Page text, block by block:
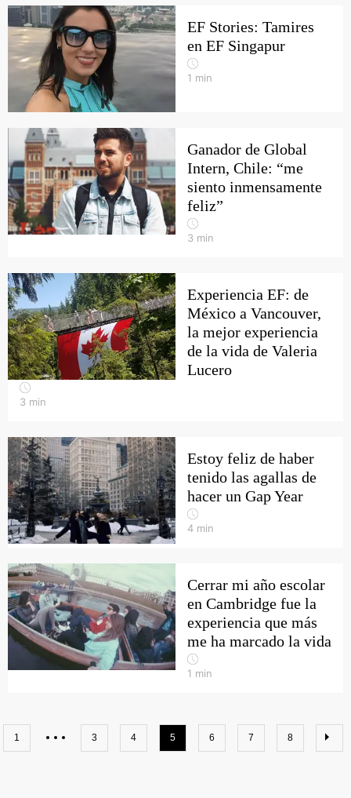
EF Stories: Tamires
en EF Singapur
1 min
Ganador de Global
Intern, Chile: “me
siento inmensamente
feliz”
3 min
Experiencia EF: de
México a Vancouver,
la mejor experiencia
de la vida de Valeria
Lucero
3 min
Estoy feliz de haber
tenido las agallas de
hacer un Gap Year
4 min
Cerrar mi año escolar
en Cambridge fue la
experiencia que más
me ha marcado la vida
1 min
1 3 4 5 6 7 8